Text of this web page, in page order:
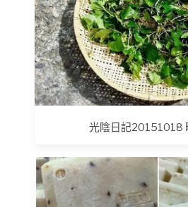
光陰日記20151018